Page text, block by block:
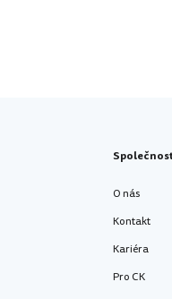
O nás
Kontakt
Kariéra
Pro CK